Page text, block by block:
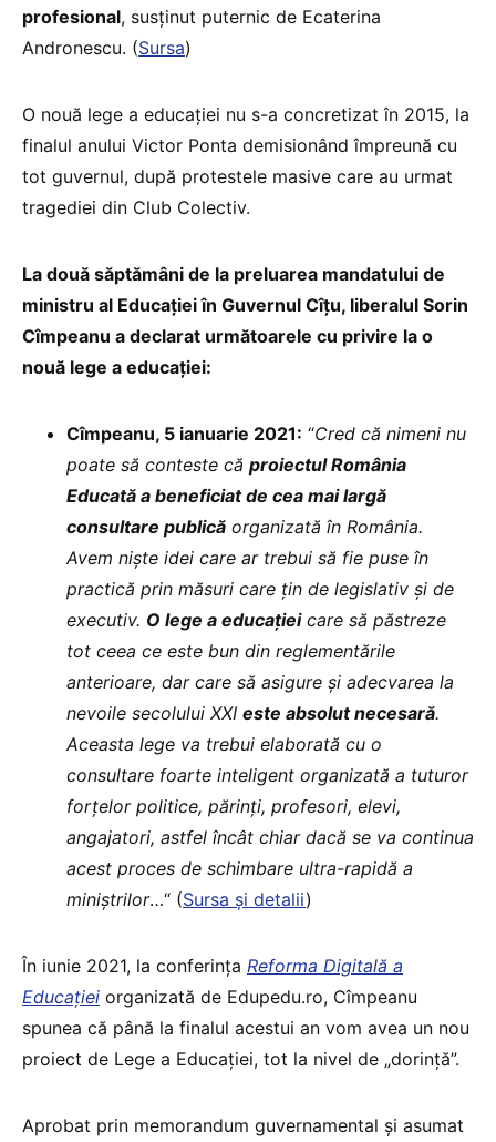
profesional, susținut puternic de Ecaterina
Andronescu. (Sursa)
O nouă lege a educației nu s-a concretizat în 2015, la
finalul anului Victor Ponta demisionând împreună cu
tot guvernul, după protestele masive care au urmat
tragediei din Club Colectiv.
La două săptămâni de la preluarea mandatului de
ministru al Educației în Guvernul Cîțu, liberalul Sorin
Cîmpeanu a declarat următoarele cu privire la o
nouă lege a educației:
Cîmpeanu, 5 ianuarie 2021: “Cred că nimeni nu
poate să conteste că proiectul România
Educată a beneficiat de cea mai largă
consultare publică organizată în România.
Avem niște idei care ar trebui să fie puse în
practică prin măsuri care țin de legislativ și de
executiv. O lege a educațieicare să păstreze
tot ceea ce este bun din reglementările
anterioare, dar care să asigure și adecvarea la
nevoile secolului XXI este absolut necesară.
Aceasta lege va trebui elaborată cu o
consultare foarte inteligent organizată a tuturor
forțelor politice, părinți, profesori, elevi,
angajatori, astfel încât chiar dacă se va continua
acest proces de schimbare ultra-rapidă a
miniștrilor…“ (Sursa și detalii)
În iunie 2021, la conferința Reforma Digitală a
Educației organizată de Edupedu.ro, Cîmpeanu
spunea că până la finalul acestui an vom avea un nou
proiect de Lege a Educației, tot la nivel de „dorință”.
Aprobat prin memorandum guvernamental și asumat